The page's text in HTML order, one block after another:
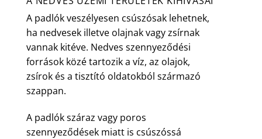
A padlók veszélyesen csúszósak lehetnek,
ha nedvesek illetve olajnak vagy zsírnak
vannak kitéve. Nedves szennyeződési
források közé tartozik a víz, az olajok,
zsírok és a tisztító oldatokból származó
szappan.
A padlók száraz vagy poros
szennyeződések miatt is csúszóssá